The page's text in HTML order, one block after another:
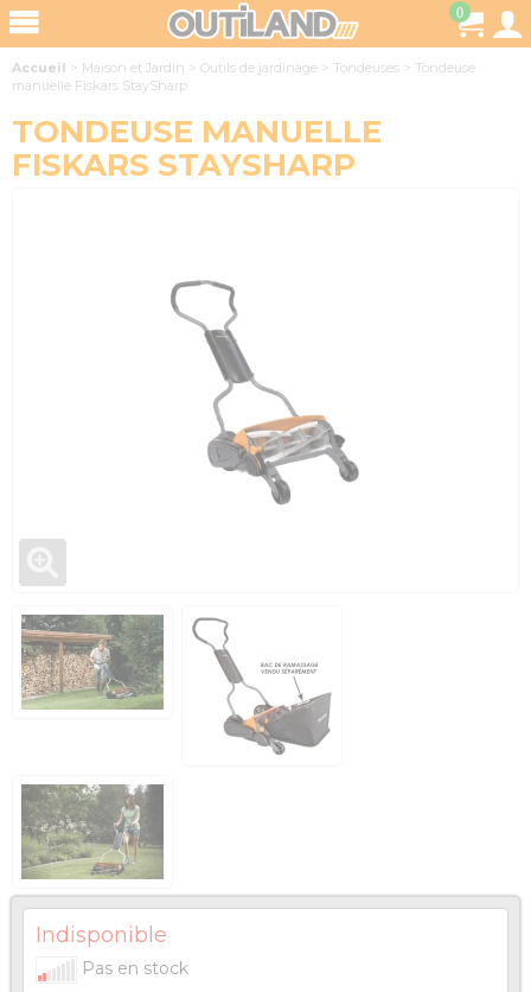
0
Accueil > Maison et Jardin > Outils de jardinage > Tondeuses > Tondeuse
manuelle Fiskars StaySharp
TONDEUSE MANUELLE
FISKARS STAYSHARP
Indisponible
Pas en stock